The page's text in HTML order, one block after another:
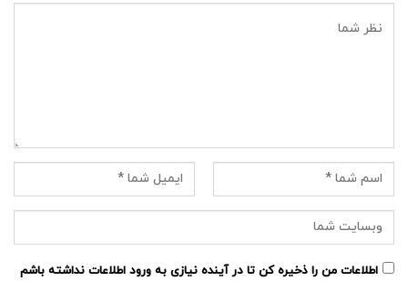
اطلاعات من را ذخیره کن تا در آینده نیازی به ورود اطلاعات نداشته باشم